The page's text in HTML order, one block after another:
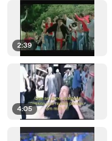
2:39
4:05